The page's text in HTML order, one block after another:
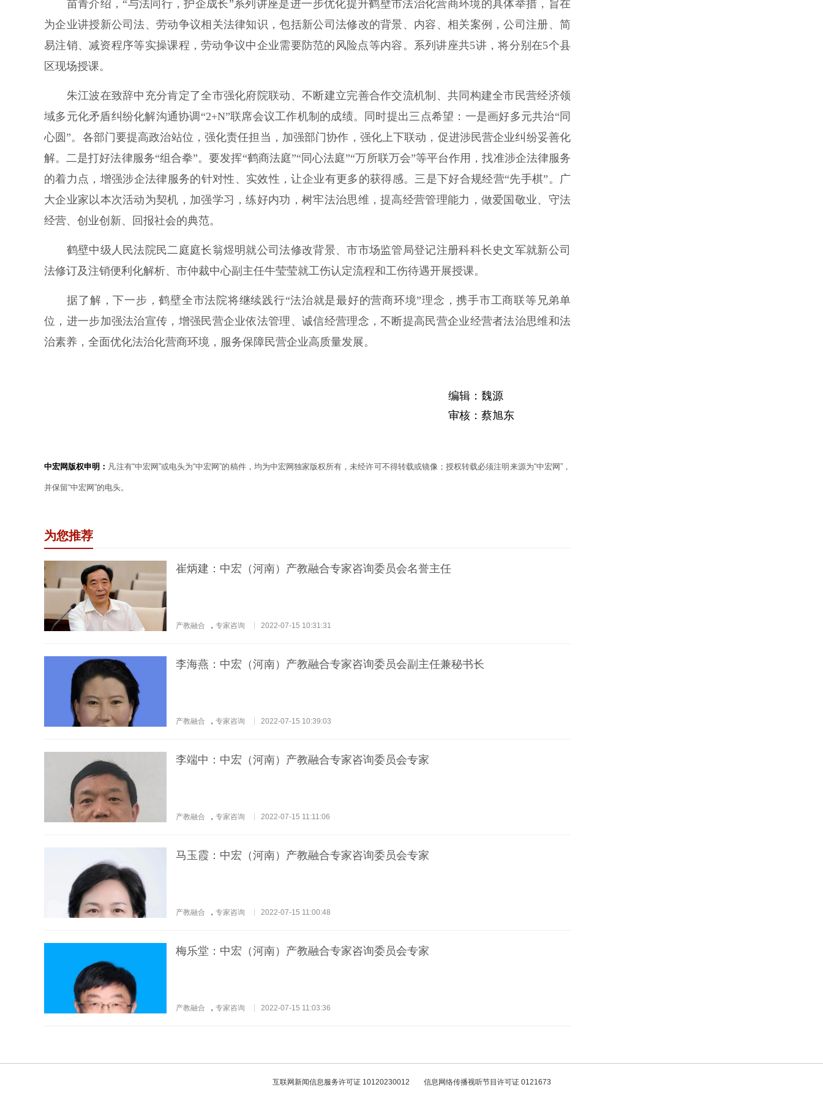
苗青介绍，“与法同行，护企成长”系列讲座是进一步优化提升鹤壁市法治化营商环境的具体举措，旨在
为企业讲授新公司法、劳动争议相关法律知识，包括新公司法修改的背景、内容、相关案例，公司注册、简
易注销、减资程序等实操课程，劳动争议中企业需要防范的风险点等内容。系列讲座共5讲，将分别在5个县
区现场授课。
朱江波在致辞中充分肯定了全市强化府院联动、不断建立完善合作交流机制、共同构建全市民营经济领
域多元化矛盾纠纷化解沟通协调“2+N”联席会议工作机制的成绩。同时提出三点希望：一是画好多元共治“同
心圆”。各部门要提高政治站位，强化责任担当，加强部门协作，强化上下联动，促进涉民营企业纠纷妥善化
解。二是打好法律服务“组合拳”。要发挥“鹤商法庭”“同心法庭”“万所联万会”等平台作用，找准涉企法律服务
的着力点，增强涉企法律服务的针对性、实效性，让企业有更多的获得感。三是下好合规经营“先手棋”。广
大企业家以本次活动为契机，加强学习，练好内功，树牢法治思维，提高经营管理能力，做爱国敬业、守法
经营、创业创新、回报社会的典范。
鹤壁中级人民法院民二庭庭长翁煜明就公司法修改背景、市市场监管局登记注册科科长史文军就新公司
法修订及注销便利化解析、市仲裁中心副主任牛莹莹就工伤认定流程和工伤待遇开展授课。
据了解，下一步，鹤壁全市法院将继续践行“法治就是最好的营商环境”理念，携手市工商联等兄弟单
位，进一步加强法治宣传，增强民营企业依法管理、诚信经营理念，不断提高民营企业经营者法治思维和法
治素养，全面优化法治化营商环境，服务保障民营企业高质量发展。
编辑：魏源
审核：蔡旭东
中宏网版权申明： 凡注有“中宏网”或电头为“中宏网”的稿件，均为中宏网独家版权所有，未经许可不得转载或镜像；授权转载必须注明来源为“中宏网”，
并保留“中宏网”的电头。
为您推荐
崔炳建：中宏（河南）产教融合专家咨询委员会名誉主任
产教融合 ， 专家咨询 2022-07-15 10:31:31
李海燕：中宏（河南）产教融合专家咨询委员会副主任兼秘书长
产教融合 ， 专家咨询 2022-07-15 10:39:03
李端中：中宏（河南）产教融合专家咨询委员会专家
产教融合 ， 专家咨询 2022-07-15 11:11:06
马玉霞：中宏（河南）产教融合专家咨询委员会专家
产教融合 ， 专家咨询 2022-07-15 11:00:48
梅乐堂：中宏（河南）产教融合专家咨询委员会专家
产教融合 ， 专家咨询 2022-07-15 11:03:36
互联网新闻信息服务许可证 10120230012 信息网络传播视听节目许可证 0121673